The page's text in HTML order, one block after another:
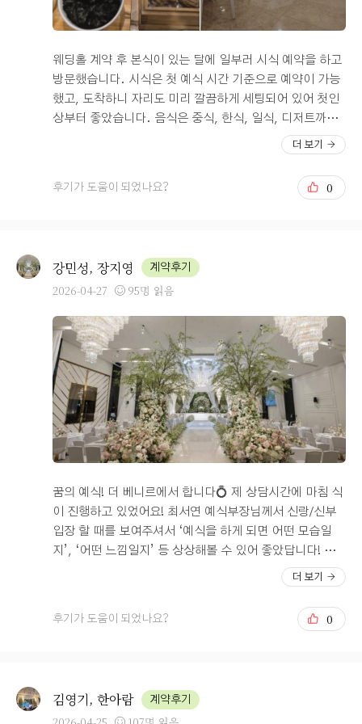
웨딩홀 계약 후 본식이 있는 달에 일부러 시식 예약을 하고
방문했습니다. 시식은 첫 예식 시간 기준으로 예약이 가능
했고, 도착하니 자리도 미리 깔끔하게 세팅되어 있어 첫인
상부터 좋았습니다. 음식은 중식, 한식, 일식, 디저트까지
구역별로 정갈하게 나뉘어 있었고, 전체적으로 음식이 따
뜻하게 준비되어 있어 맛과 퀄리티 모두 만족스러웠습니
찬해주셔서, 하객분들께도 부족함 없이 좋은 식사를 대접
서 음식은 괜찮은지, 부족한 점은 없는지 세심하게 체크해
주셨다는 부분입니다. 이런 세심한 서비스 덕분에 더욱 신
티가 잘 유지되어, 소중한 하객분들께 만족스러운 식사를
대접할 수 있기를 기대합니다.
더 보기
후기가 도움이 되었나요? 0
강민성, 장지영 계약후기
2026-04-27 95명 읽음
꿈의 예식! 더 베니르에서 합니다💍 제 상담시간에 마침 식
이 진행하고 있었어요! 최서연 예식부장님께서 신랑/신부
입장 할 때를 보여주셔서 ‘예식을 하게 되면 어떤 모습일
지’, ‘어떤 느낌일지’ 등 상상해볼 수 있어 좋았답니다! 홀
이 넓고 층고도 높아 웨딩홀이 엄청 넓어보이더라구요! 홀
앞에 스크린도 열려 다양한 연출이 가능하다고 하니 결혼
하려다보니 폭 넓게 일정을 말씀드렸음에도 저희 이야기를
더 보기
후기가 도움이 되었나요? 0
김영기, 한아람 계약후기